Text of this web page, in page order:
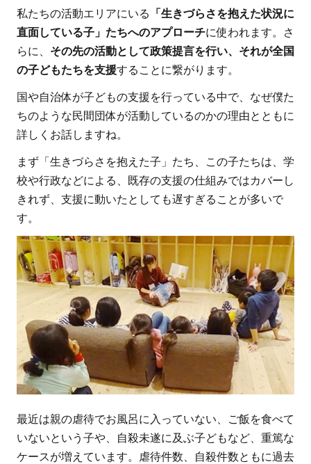
私たちの活動エリアにいる
「生きづらさを抱えた状況に
直面している子」たちへのアプローチに使われます。さ
らに、 その先の活動として政策提言を行い、それが全国
の子どもたちを支援することに繋がります。
国や自治体が子どもの支援を行っている中で、なぜ僕た
ちのような民間団体が活動しているのかの理由とともに
詳しくお話しますね。
まず「生きづらさを抱えた子」たち、この子たちは、学
校や行政などによる、既存の支援の仕組みではカバーし
きれず、支援に動いたとしても遅すぎることが多いで
す。
最近は親の虐待でお風呂に入っていない、ご飯を食べて
いないという子や、自殺未遂に及ぶ子どもなど、重篤な
ケースが増えています。虐待件数、自殺件数ともに過去